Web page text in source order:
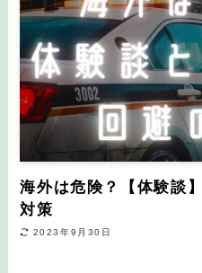
海外は危険？【体験談
対策
2023年9月30日